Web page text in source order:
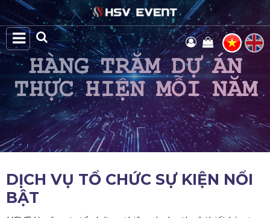
DỊCH VỤ TỔ CHỨC SỰ KIỆN NỔI
BẬT